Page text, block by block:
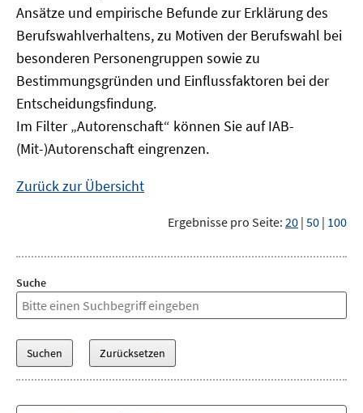
Ansätze und empirische Befunde zur Erklärung des
Berufswahlverhaltens, zu Motiven der Berufswahl bei
besonderen Personengruppen sowie zu
Bestimmungsgründen und Einflussfaktoren bei der
Entscheidungsfindung.
Im Filter „Autorenschaft“ können Sie auf IAB-
(Mit-)Autorenschaft eingrenzen.
Zurück zur Übersicht
Ergebnisse pro Seite: 20 | 50 | 100
Suche